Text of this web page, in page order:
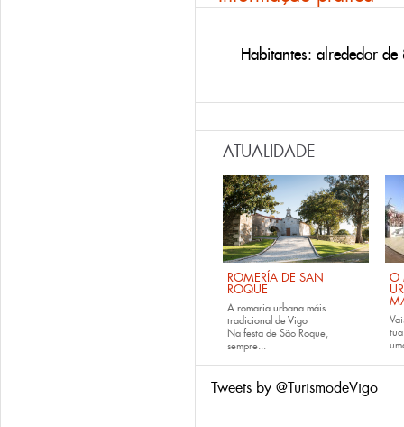
Habitantes: alrededor
ATUALIDADE
ROMERÍA DE SAN
ROQUE
A romaria urbana máis
tradicional de Vigo
Na festa de São Roque,
sempre...
O
Tweets by @TurismodeVigo